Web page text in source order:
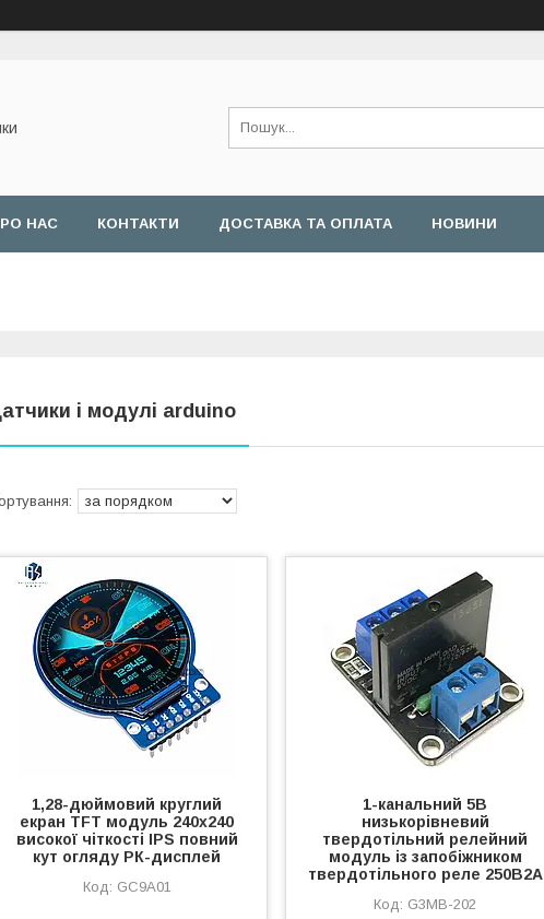
НАС КОНТАКТИ ДОСТАВКА ТА ОПЛАТА НОВИНИ
і модулі arduino
1,28-дюймовий круглий
екран TFT модуль 240x240
високої чіткості IPS повний
кут огляду РК-дисплей
GC9A01
1-канальний 5В
низькорівневий
твердотільний релейний
модуль із запобіжником
твердотільного реле 250В2А
G3MB-202